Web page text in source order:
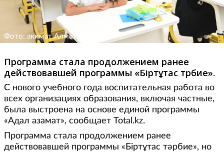
Фото: акимат Алматы
Программа стала продолжением ранее
действовавшей программы «Біртұтас тәрбие».
С нового учебного года воспитательная работа во
всех организациях образования, включая частные,
была выстроена на основе единой программы
«Адал азамат», сообщает Total.kz.
Программа стала продолжением ранее
действовавшей программы «Біртұтас тәрбие», но